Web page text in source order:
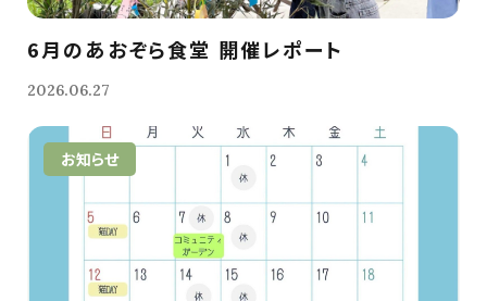
6月のあおぞら食堂 開催レポート
2026.06.27
お知らせ